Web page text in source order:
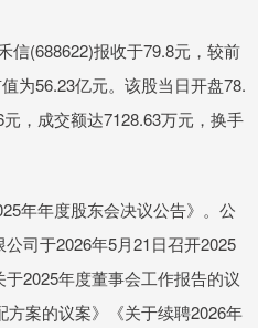
信(688622)报收于79.8元，较前
为56.23亿元。该股当日开盘78.
，成交额达7128.63万元，换手
年年度股东会决议公告》。公
司于2026年5月21日召开2025
2025年度董事会工作报告的议
案的议案》《关于续聘2026年